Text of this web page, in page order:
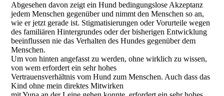
Abgesehen davon zeigt ein Hund bedingungslose Akzeptanz
jedem Menschen gegenüber und nimmt den Menschen so an,
wie er jetzt gerade ist. Stigmatisierungen oder Vorurteile wegen
des familiären Hintergrundes oder der bisherigen Entwicklung
beeinflussen nie das Verhalten des Hundes gegenüber dem
Menschen.
Um von hinten angefasst zu werden, ohne wirklich zu wissen,
von wem erfordert ein sehr hohes
Vertrauensverhältnis vom Hund zum Menschen. Auch dass das
Kind ohne mein direktes Mitwirken